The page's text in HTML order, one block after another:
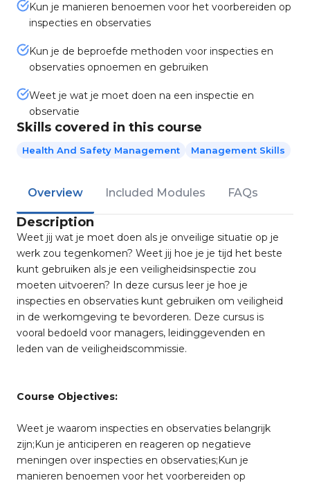
Kun je manieren benoemen voor het voorbereiden op
inspecties en observaties
Kun je de beproefde methoden voor inspecties en
observaties opnoemen en gebruiken
Weet je wat je moet doen na een inspectie en
observatie
Skills covered in this course
Health And Safety Management Management Skills
Overview Included Modules FAQs
Description
Weet jij wat je moet doen als je onveilige situatie op je
werk zou tegenkomen? Weet jij hoe je je tijd het beste
kunt gebruiken als je een veiligheidsinspectie zou
moeten uitvoeren? In deze cursus leer je hoe je
inspecties en observaties kunt gebruiken om veiligheid
in de werkomgeving te bevorderen. Deze cursus is
vooral bedoeld voor managers, leidinggevenden en
leden van de veiligheidscommissie.
Course Objectives:
Weet je waarom inspecties en observaties belangrijk
zijn;Kun je anticiperen en reageren op negatieve
meningen over inspecties en observaties;Kun je
manieren benoemen voor het voorbereiden op